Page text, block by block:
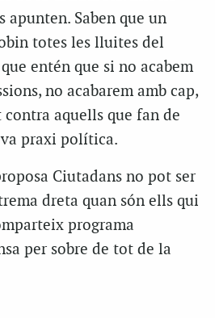
apunten. Saben que un
totes les lluites del
entén que si no acabem
no acabarem amb cap,
aquells que fan de
praxi política.
Ciutadans no pot ser
dreta quan són ells qui
programa
per sobre de tot de la